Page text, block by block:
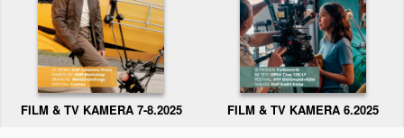
FILM & TV KAMERA 7-8.2025 FILM & TV KAMERA 6.2025